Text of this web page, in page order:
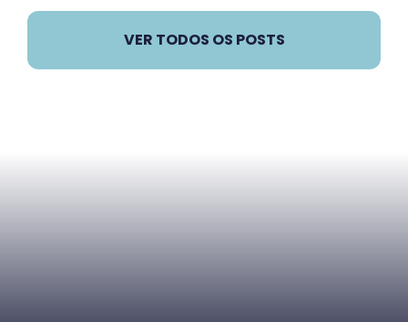
VER TODOS OS POSTS